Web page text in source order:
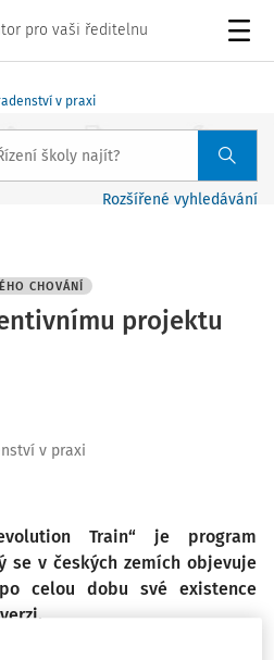
pro vaši ředitelnu
v praxi
Rozšířené vyhledávání
CHOVÁNÍ
projektu
v praxi
Train“ je program
se v českých zemích objevuje
celou dobu své existence